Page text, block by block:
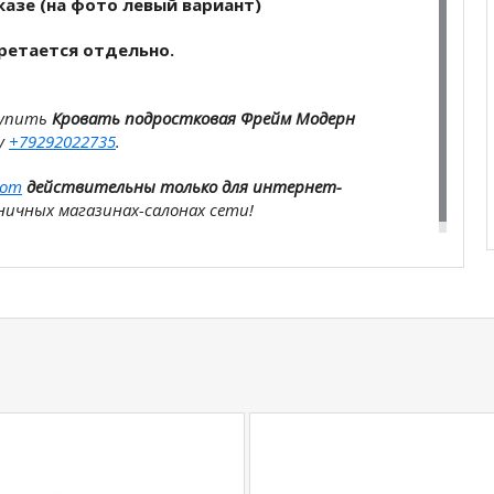
(на фото левый вариант)
отдельно.
Кровать подростковая Фрейм Модерн
+79292022735.
действительны только для интернет-
магазинах-салонах сети!